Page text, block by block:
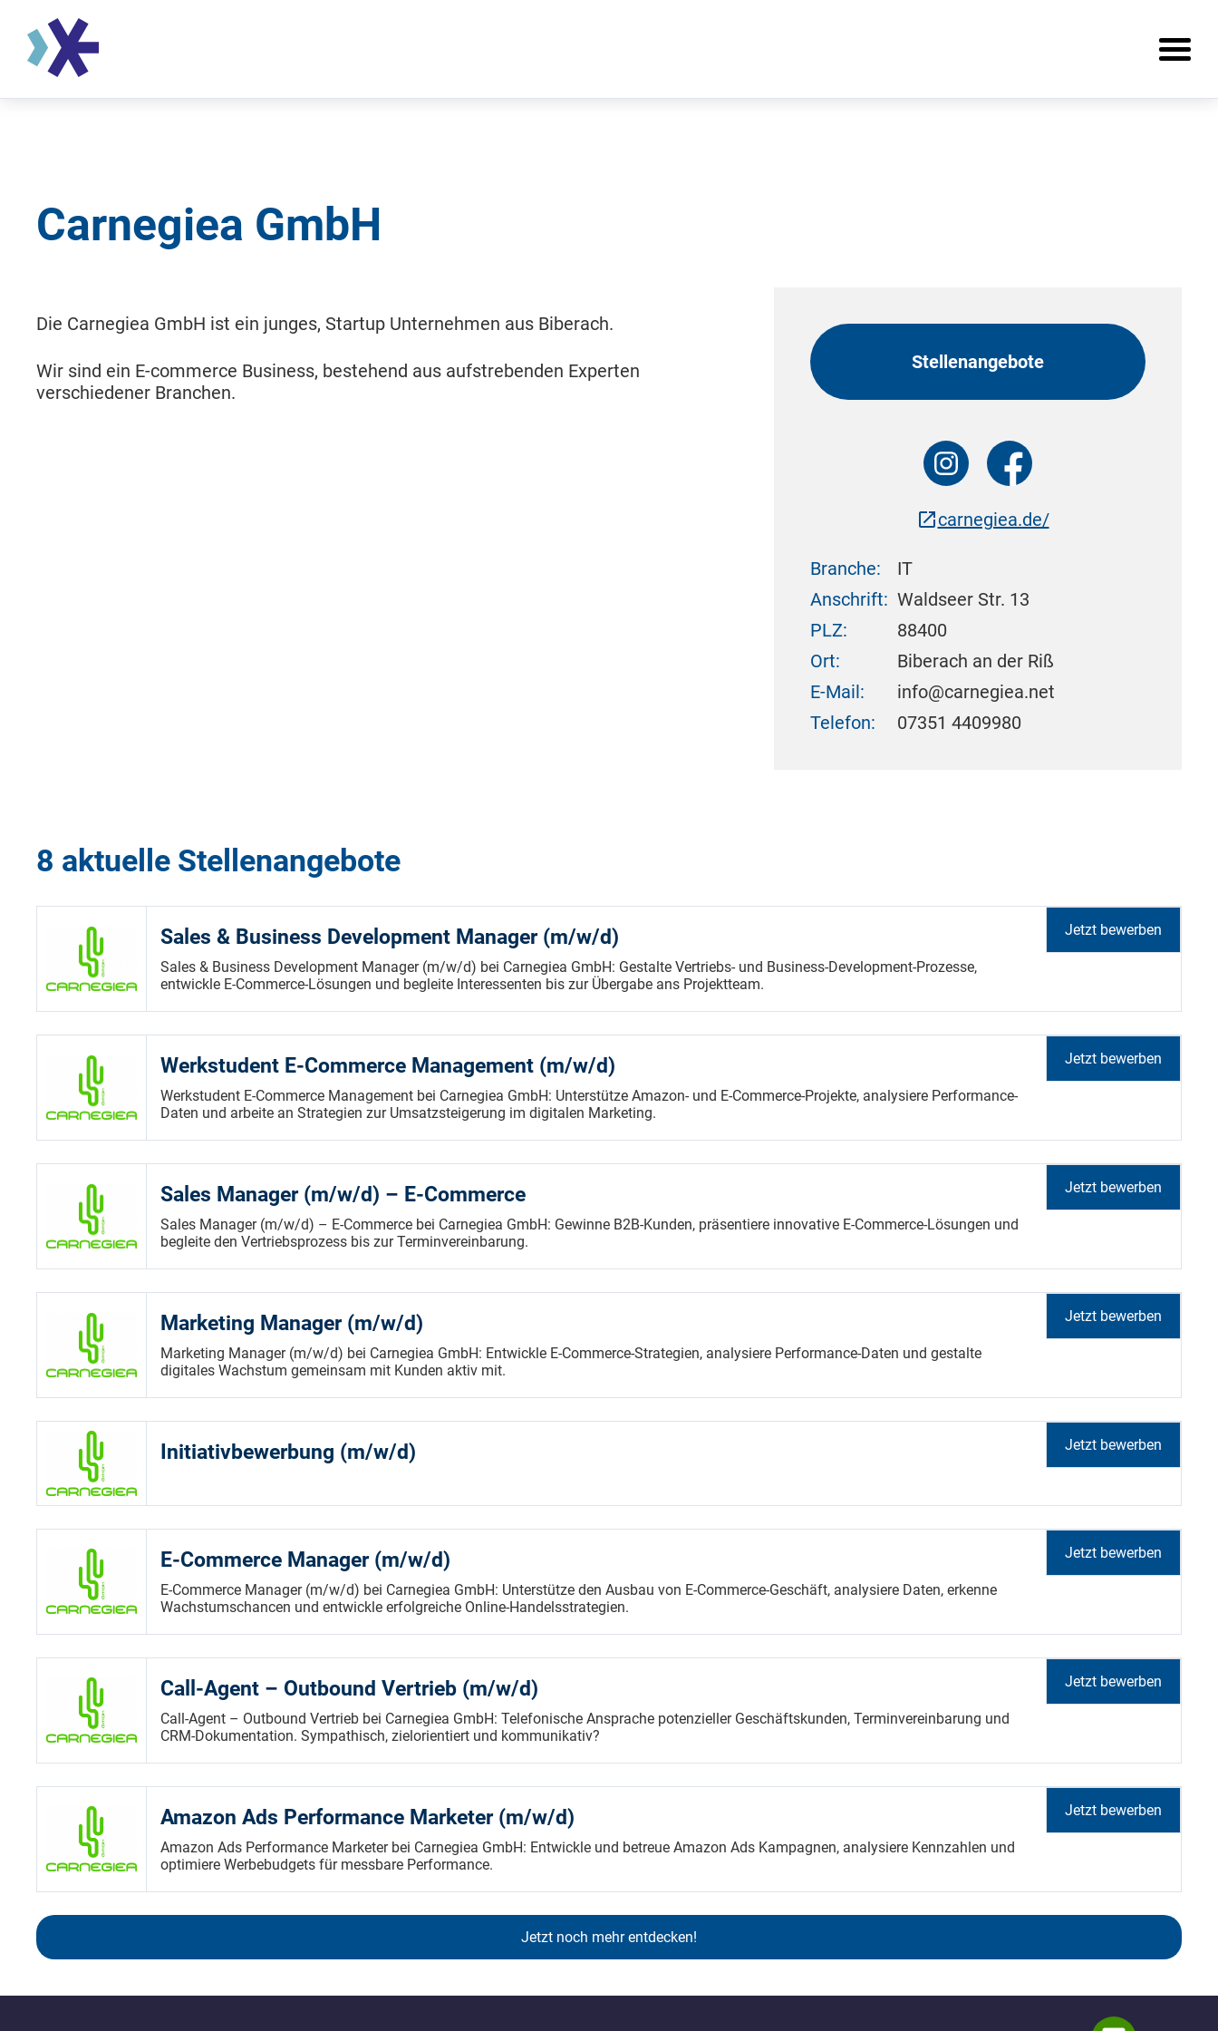
Carnegiea GmbH
Die Carnegiea GmbH ist ein junges, Startup Unternehmen aus Biberach.
Wir sind ein E-commerce Busi­ness, bestehend aus aufstrebenden Experten
verschiedener Branchen.
Stellenangebote
carnegiea.de/
Branche:
IT
Anschrift: Waldseer Str. 13
PLZ:
88400
Ort:
Biberach an der Riß
E-Mail:
info@carnegiea.net
Telefon:
07351 4409980
8 aktuelle Stellenangebote
Sales & Business Development Manager (m/w/d)
Sales & Business Development Manager (m/w/d) bei Carnegiea GmbH: Gestalte Vertriebs- und Business-Development-Prozesse,
entwickle E-Commerce-Lösungen und begleite Interessenten bis zur Übergabe ans Projektteam.
Jetzt bewerben
Werkstudent E-Commerce Management (m/w/d)
Werkstudent E-Commerce Management bei Carnegiea GmbH: Unterstütze Amazon- und E-Commerce-Projekte, analysiere Performance-
Daten und arbeite an Strategien zur Umsatzsteigerung im digitalen Marketing.
Jetzt bewerben
Sales Manager (m/w/d) – E-Commerce
Sales Manager (m/w/d) – E-Commerce bei Carnegiea GmbH: Gewinne B2B-Kunden, präsentiere innovative E-Commerce-Lösungen und
begleite den Vertriebsprozess bis zur Terminvereinbarung.
Jetzt bewerben
Marketing Manager (m/w/d)
Marketing Manager (m/w/d) bei Carnegiea GmbH: Entwickle E-Commerce-Strategien, analysiere Performance-Daten und gestalte
digitales Wachstum gemeinsam mit Kunden aktiv mit.
Jetzt bewerben
Initiativbewerbung (m/w/d) Jetzt bewerben
E-Commerce Manager (m/w/d)
E-Commerce Manager (m/w/d) bei Carnegiea GmbH: Unterstütze den Ausbau von E-Commerce-Geschäft, analysiere Daten, erkenne
Wachstumschancen und entwickle erfolgreiche Online-Handelsstrategien.
Jetzt bewerben
Call-Agent – Outbound Vertrieb (m/w/d)
Call-Agent – Outbound Vertrieb bei Carnegiea GmbH: Telefonische Ansprache potenzieller Geschäftskunden, Terminvereinbarung und
CRM-Dokumentation. Sympathisch, zielorientiert und kommunikativ?
Jetzt bewerben
Amazon Ads Performance Marketer (m/w/d)
Amazon Ads Performance Marketer bei Carnegiea GmbH: Entwickle und betreue Amazon Ads Kampagnen, analysiere Kennzahlen und
optimiere Werbebudgets für messbare Performance.
Jetzt bewerben
Jetzt noch mehr entdecken!